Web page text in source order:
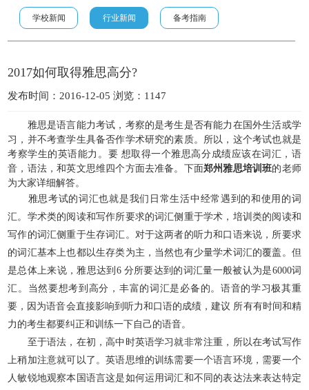
学校新闻 行业新闻 备考指南
2017如何取得雅思高分?
发布时间：2016-12-05 浏览：1147
雅思是语言能力考试，考察的是考生是否有能力在国外生活或学
习，并不考查学生具备否作学术研究的素质。所以，这个考试也就是
考察学生的英语能力。要 想取得一个雅思高分成绩应该在词汇，语
音，语法，和英文思维四个方面去准备。下面郑州雅思培训班的老师
为大家详细解答。
雅思考试的词汇也就是我们日常生活中经常遇到的和使用的词
汇。学术类的阅读和写作所要求的词汇侧重于学术，培训类的阅读和
写作的词汇侧重于生存词汇。对于这两者的听力和口语来说，所要求
的词汇基本上也都以生存类为主，当然也有少量学术词汇的覆盖。但
是总体上来说，雅思达到6 分所要达到的词汇量一般被认为是6000词
汇。当然要想考到高分，丰富的词汇是必备的。语音的学习极其重
要，因为语音会直接影响到听力和口语的成绩，建议 所有有时间和精
力的考生都要纠正和训练一下自己的语音。
至于语法，在初，高中时英语学习就非常注重，所以在考试写作
上稍加注意就可以了。英语思维的训练需要一个语言环境，需要一个
人敏锐地观察本国语言这是如何运用词汇和不同的表达法来表达特定